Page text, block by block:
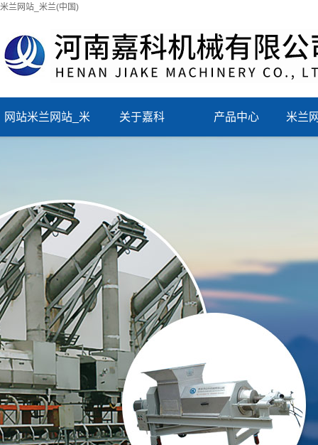
米兰网站_米兰(中国)
网站米兰网站_米 关于嘉科 产品中心 米兰